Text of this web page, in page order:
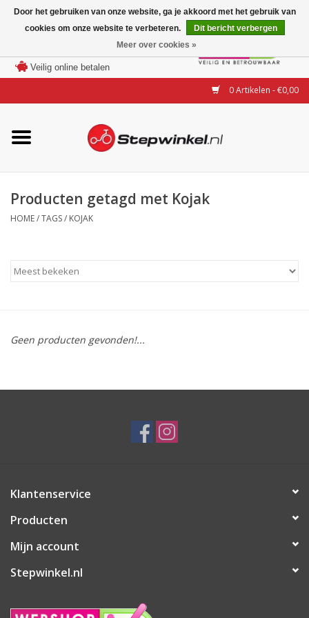
Veilig online betalen
0 Artikelen - €0,00
Merken
Modellen
Accessoires
Steps huren of uitproberen
Producten getagd met Kojak
HOME/TAGS/ KOJAK
Geen producten gevonden!...
Klantenservice
Producten
Mijn account
Stepwinkel.nl
Door het gebruiken van onze website, ga je akkoord met het gebruik van
cookies om onze website te verbeteren.
Dit bericht verbergen
Meer over cookies »